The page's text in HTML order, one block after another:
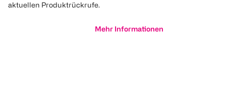
aktuellen Produktrückrufe.
Mehr Informationen